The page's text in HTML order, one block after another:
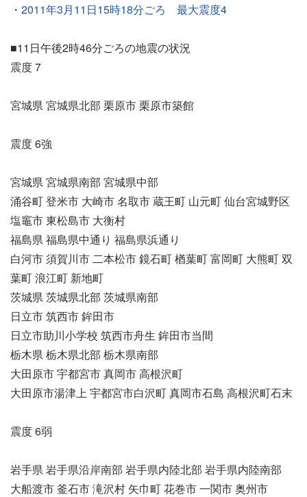
・ 2011年3月11日15時18分ごろ 最大震度4
■11日午後2時46分ごろの地震の状況
震度 7
宮城県 宮城県北部 栗原市 栗原市築館
震度 6強
宮城県 宮城県南部 宮城県中部
涌谷町 登米市 大崎市 名取市 蔵王町 山元町 仙台宮城野区
塩竈市 東松島市 大衡村
福島県 福島県中通り 福島県浜通り
白河市 須賀川市 二本松市 鏡石町 楢葉町 富岡町 大熊町 双
葉町 浪江町 新地町
茨城県 茨城県北部 茨城県南部
日立市 筑西市 鉾田市
日立市助川小学校 筑西市舟生 鉾田市当間
栃木県 栃木県北部 栃木県南部
大田原市 宇都宮市 真岡市 高根沢町
大田原市湯津上 宇都宮市白沢町 真岡市石島 高根沢町石末
震度 6弱
岩手県 岩手県沿岸南部 岩手県内陸北部 岩手県内陸南部
大船渡市 釜石市 滝沢村 矢巾町 花巻市 一関市 奥州市